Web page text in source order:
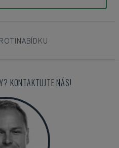
KONTAKTUJTE NÁS!